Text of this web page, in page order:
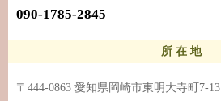
090-1785-2845
所 在 地
〒444-0863 愛知県岡崎市東明大寺町7-13